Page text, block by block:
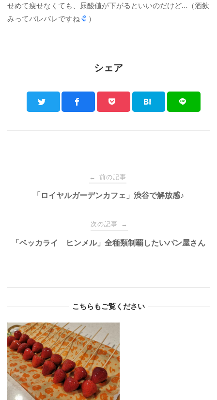
せめて痩せなくても、尿酸値が下がるといいのだけど…（酒飲
みってバレバレですね
）
シェア
navigation
← 前の記事
「ロイヤルガーデンカフェ」渋谷で解放感♪
次の記事 →
「ベッカライ ヒンメル」全種類制覇したいパン屋さん
こちらもご覧ください